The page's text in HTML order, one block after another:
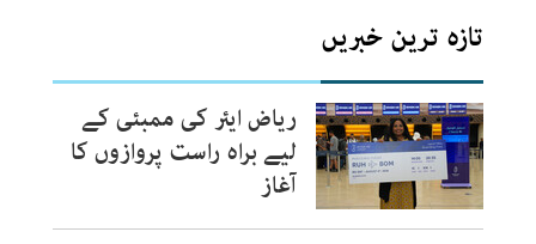
تازہ ترین خبریں
ریاض ایئر کی ممبئی کے
لیے براہ راست پروازوں کا
آغاز